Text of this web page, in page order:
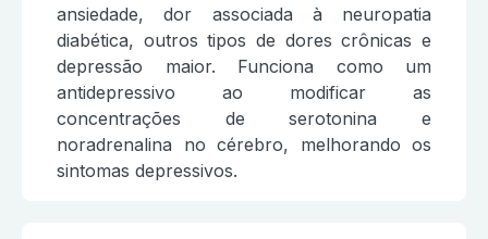
ansiedade, dor associada à neuropatia
diabética, outros tipos de dores crônicas e
depressão maior. Funciona como um
antidepressivo ao modificar as
concentrações de serotonina e
noradrenalina no cérebro, melhorando os
sintomas depressivos.